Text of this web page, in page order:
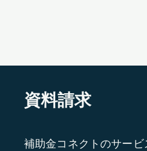
資料請求
補助金コネクトのサー